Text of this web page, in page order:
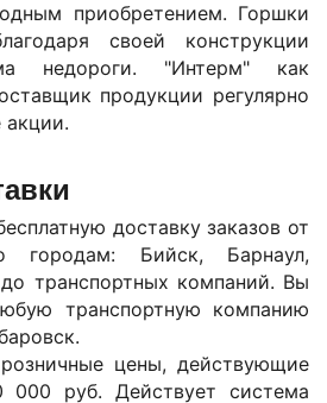
приобретением. Горшки
своей конструкции
недороги. "Интерм" как
продукции регулярно
акции.
доставку заказов от
Бийск, Барнаул,
транспортных компаний. Вы
транспортную компанию
.
цены, действующие
000 руб. Действует система